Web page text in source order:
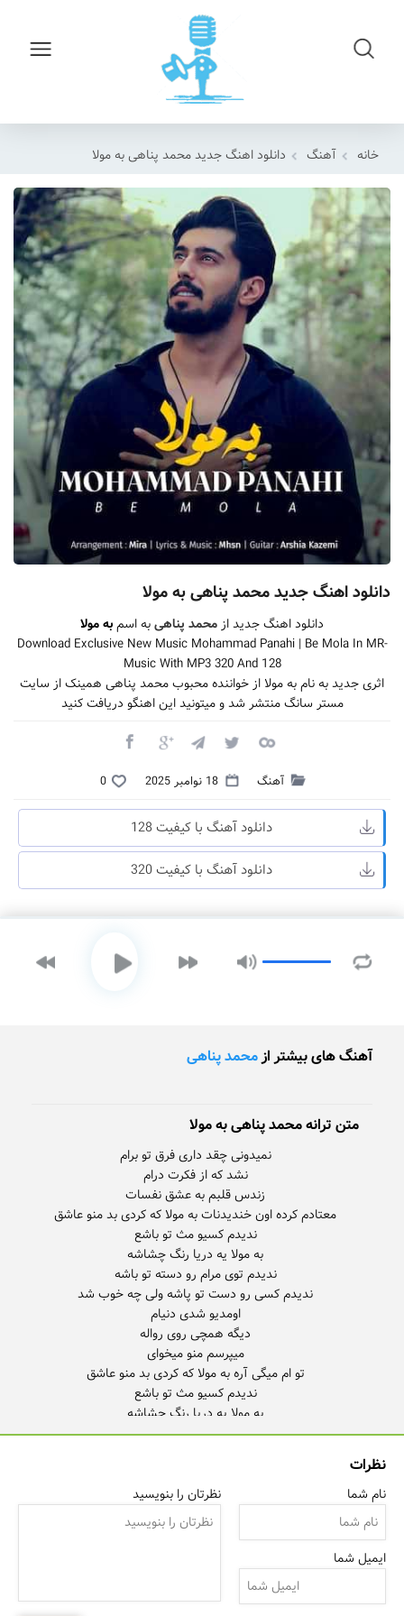
خانه آهنگ دانلود اهنگ جدید محمد پناهی به مولا
دانلود اهنگ جدید محمد پناهی به مولا
دانلود اهنگ جدید از محمد پناهیبه اسمبه مولا
Download Exclusive New Music Mohammad Panahi | Be Mola In MR-
Music With MP3 320 And 128
اثری جدید به نام به مولا از خواننده محبوب محمد پناهی همینک از سایت
مستر سانگ منتشر شد و میتونید این اهنگو دریافت کنید
آهنگ 18 نوامبر 2025 0
دانلود آهنگ با کیفیت 128
دانلود آهنگ با کیفیت 320
آهنگ های بیشتر ازمحمد پناهی
متن ترانه محمد پناهی به مولا
ندیدم توی مرام رو دسته تو باشه
نظرات
نام شما
ایمیل شما
نظرتان را بنویسید